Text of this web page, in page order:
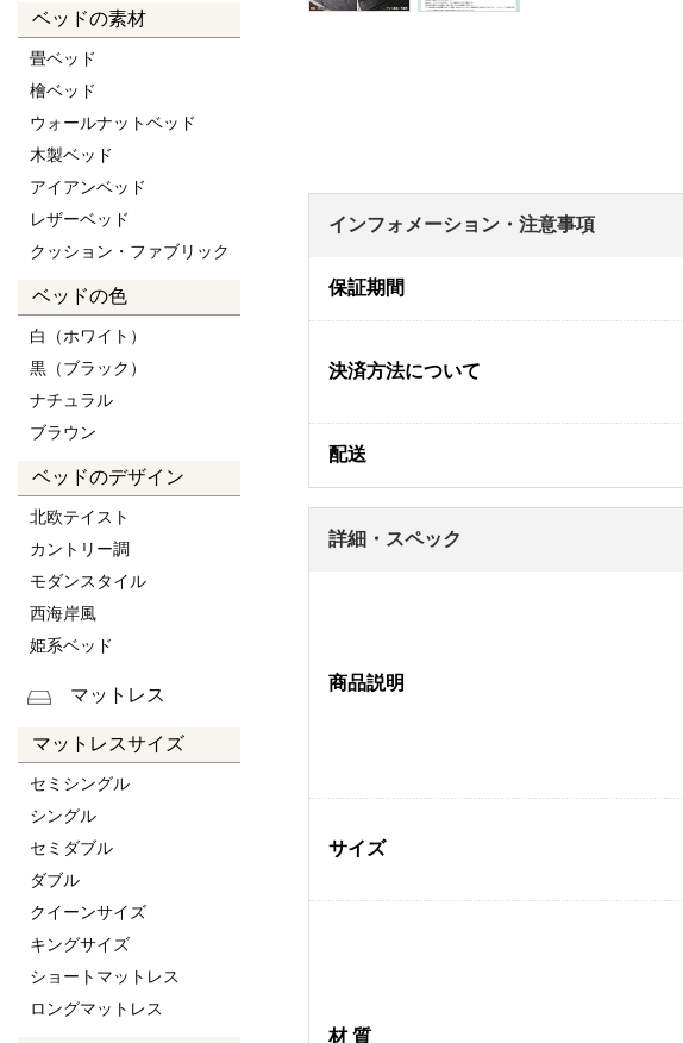
ベッドの素材
畳ベッド
檜ベッド
ウォールナットベッド
木製ベッド
アイアンベッド
レザーベッド
クッション・ファブリック
ベッドの色
白（ホワイト）
黒（ブラック）
ナチュラル
ブラウン
ベッドのデザイン
北欧テイスト
カントリー調
モダンスタイル
西海岸風
姫系ベッド
マットレス
マットレスサイズ
セミシングル
シングル
セミダブル
ダブル
クイーンサイズ
キングサイズ
ショートマットレス
ロングマットレス
インフォメーション・注意事項
保証期間
決済方法について
配送
詳細・スペック
商品説明
サイズ
材 質